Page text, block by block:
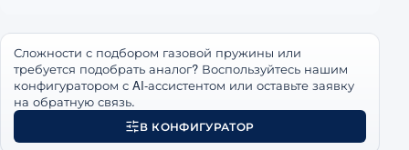
Сложности с подбором газовой пружины или
требуется подобрать аналог? Воспользуйтесь нашим
конфигуратором с AI-ассистентом или оставьте заявку
на обратную связь.
В КОНФИГУРАТОР